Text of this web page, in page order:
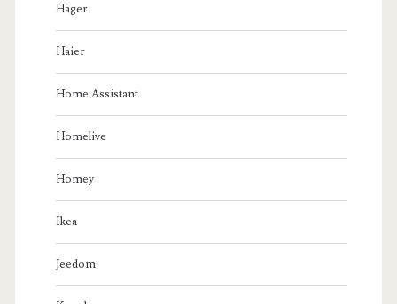
Hager
Haier
Home Assistant
Homelive
Homey
Ikea
Jeedom